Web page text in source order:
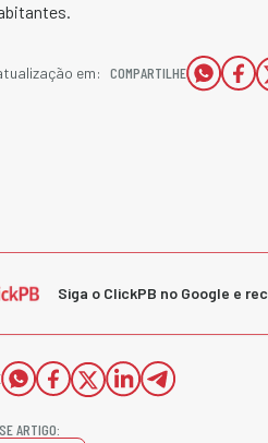
em: COMPARTILHE
Siga o ClickPB no Google e
ARTIGO: